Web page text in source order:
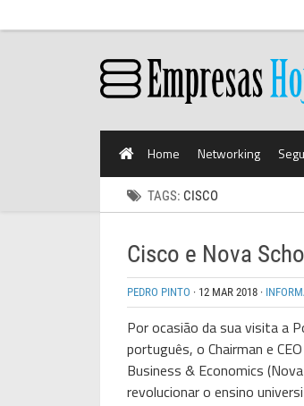
Home Networking
TAGS: CISCO
Cisco e Nova
PEDRO PINTO · 12 MAR 2018 ·
Por ocasião da sua visita a
português, o Chairman e
Business & Economics
revolucionar o ensino